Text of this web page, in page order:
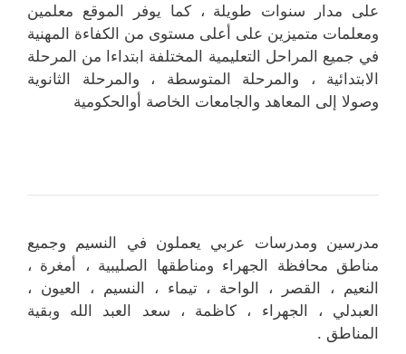
على مدار سنوات طويلة ، كما يوفر الموقع معلمين
ومعلمات متميزين على أعلى مستوى من الكفاءة المهنية
في جميع المراحل التعليمية المختلفة ابتداءا من المرحلة
الابتدائية ، والمرحلة المتوسطة ، والمرحلة الثانوية
وصولا إلى المعاهد والجامعات الخاصة أوالحكومية
مدرسين ومدرسات عربي يعملون في النسيم وجميع
مناطق محافظة الجهراء ومناطقها الصليبية ، أمغرة ،
النعيم ، القصر ، الواحة ، تيماء ، النسيم ، العيون ،
العبدلي ، الجهراء ، كاظمة ، سعد العبد الله وبقية
المناطق .